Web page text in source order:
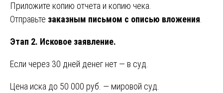
Приложите копию отчета и копию чека.
Отправьте заказным письмом с описью вложения
Этап 2. Исковое заявление.
Если через 30 дней денег нет — в суд.
Цена иска до 50 000 руб. — мировой суд.